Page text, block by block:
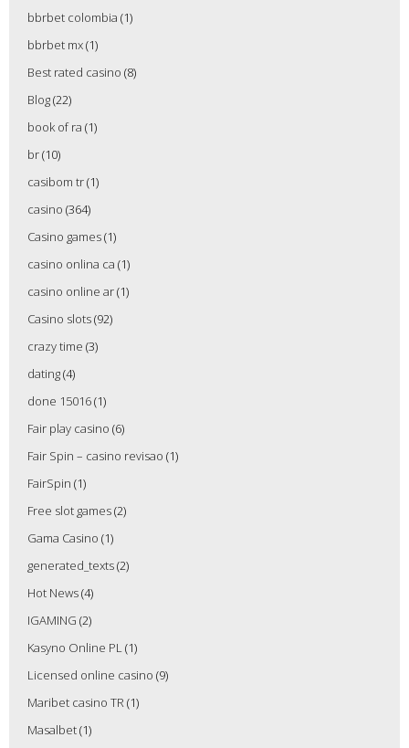
bbrbet colombia (1)
bbrbet mx(1)
Best rated casino (8)
Blog(22)
book of ra (1)
br(10)
casibom tr(1)
casino (364)
Casino games(1)
casino onlina ca (1)
casino online ar(1)
Casino slots(92)
crazy time (3)
dating(4)
done 15016(1)
Fair play casino (6)
Fair Spin – casino revisao (1)
FairSpin (1)
Free slot games(2)
Gama Casino (1)
generated_texts(2)
Hot News(4)
IGAMING (2)
Kasyno Online PL(1)
Licensed online casino (9)
Maribet casino TR(1)
Masalbet(1)